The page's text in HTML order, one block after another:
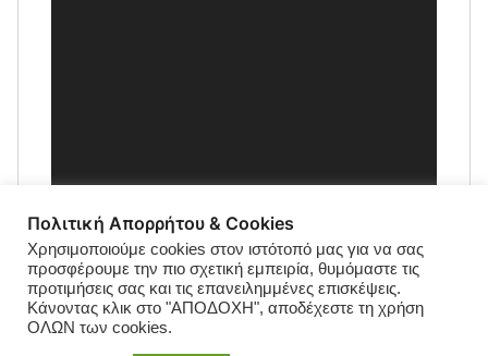
Πολιτική Απορρήτου & Cookies
Χρησιμοποιούμε cookies στον ιστότοπό μας για να σας
προσφέρουμε την πιο σχετική εμπειρία, θυμόμαστε τις
προτιμήσεις σας και τις επανειλημμένες επισκέψεις.
Κάνοντας κλικ στο "ΑΠΟΔΟΧΗ", αποδέχεστε τη χρήση
ΟΛΩΝ των cookies.